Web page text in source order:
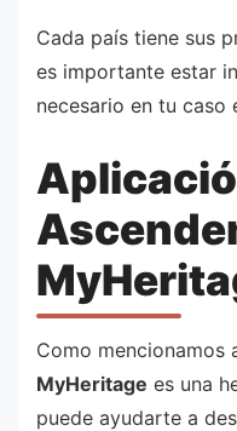
Cada país tiene sus
es importante estar
necesario en tu caso
Como mencionamos
MyHeritage es una
puede ayudarte a